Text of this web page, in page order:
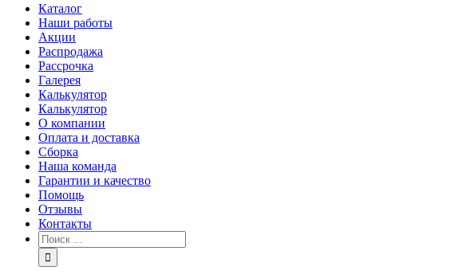
Каталог
Наши работы
Акции
Распродажа
Рассрочка
Галерея
Калькулятор
Калькулятор
О компании
Оплата и доставка
Сборка
Наша команда
Гарантии и качество
Помощь
Отзывы
Контакты